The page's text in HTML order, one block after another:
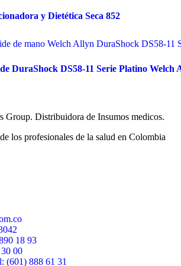
y Dietética Seca 852
DuraShock DS58-11 Serie Platino Welch
los profesionales de la salud en Colombia
18 93
00
(601) 888 61 31